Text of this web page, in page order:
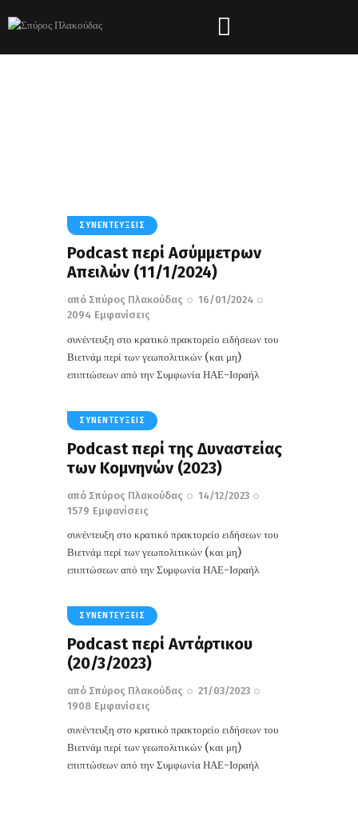
ΣΥΝΕΝΤΕΎΞΕΙΣ
Podcast περί Aσύμμετρων
Απειλών (11/1/2024)
από Σπύρος Πλακούδας
16/01/2024
2094 Εμφανίσεις
συνέντευξη στο κρατικό πρακτορείο ειδήσεων του
Βιετνάμ περί των γεωπολιτικών (και μη)
επιπτώσεων από την Συμφωνία ΗΑΕ-Ισραήλ
ΣΥΝΕΝΤΕΎΞΕΙΣ
Podcast περί της Δυναστείας
των Κομνηνών (2023)
από Σπύρος Πλακούδας
14/12/2023
1579 Εμφανίσεις
συνέντευξη στο κρατικό πρακτορείο ειδήσεων του
Βιετνάμ περί των γεωπολιτικών (και μη)
επιπτώσεων από την Συμφωνία ΗΑΕ-Ισραήλ
ΣΥΝΕΝΤΕΎΞΕΙΣ
Podcast περί Αντάρτικου
(20/3/2023)
από Σπύρος Πλακούδας
21/03/2023
1908 Εμφανίσεις
συνέντευξη στο κρατικό πρακτορείο ειδήσεων του
Βιετνάμ περί των γεωπολιτικών (και μη)
επιπτώσεων από την Συμφωνία ΗΑΕ-Ισραήλ